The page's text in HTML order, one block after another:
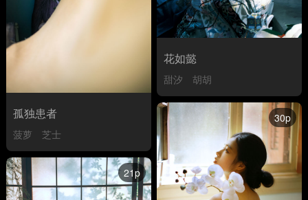
花如懿
甜汐 胡胡
孤独患者
菠萝 芝士
30p
21p